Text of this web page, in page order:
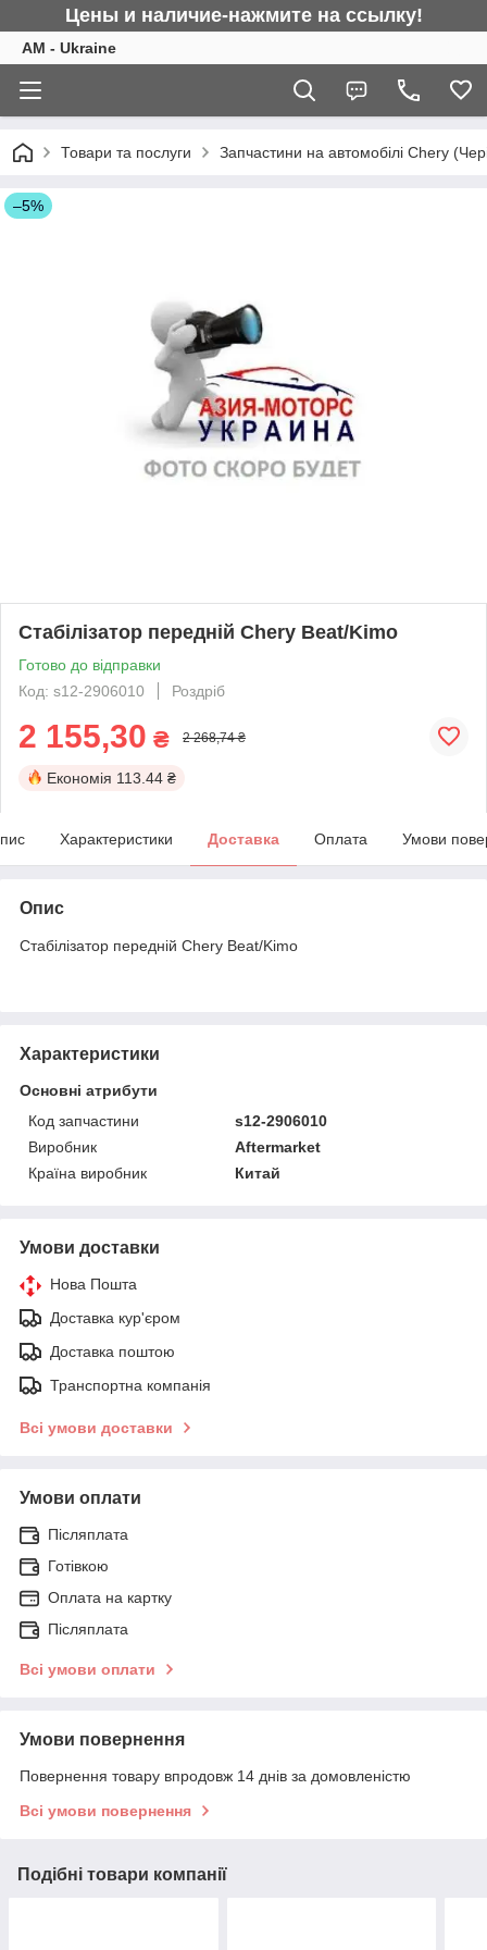
Цены и наличие-нажмите на ссылку!
AM - Ukraine
Товари та послуги Запчастини на автомобілі Chery
–5%
Стабілізатор передній Chery Beat/Kimo
Готово до відправки
Код: s12-2906010
Роздріб
2 155,30 ₴ 2 268,74 ₴
Економія 113.44 ₴
Характеристики Доставка Оплата Умови
Опис
Стабілізатор передній Chery Beat/Kimo
Характеристики
Основні атрибути
Код запчастини
s12-2906010
Виробник
Aftermarket
Країна виробник
Китай
Умови доставки
Нова Пошта
Доставка кур'єром
Доставка поштою
Транспортна компанія
Всі умови доставки
Умови оплати
Післяплата
Готівкою
Оплата на картку
Післяплата
Всі умови оплати
Умови повернення
Повернення товару впродовж 14 днів за домовленістю
Всі умови повернення
Подібні товари компанії